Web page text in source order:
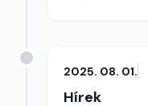
2025. 08. 01.
Hírek